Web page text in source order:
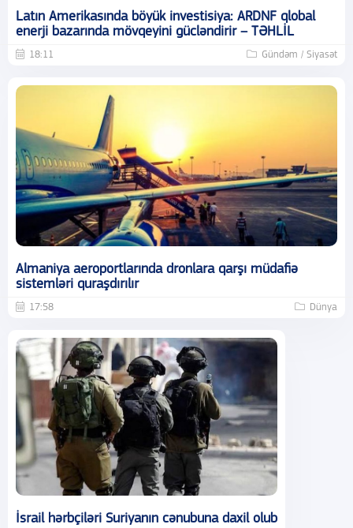
Latın Amerikasında böyük investisiya: ARDNF qlobal
enerji bazarında mövqeyini gücləndirir – TƏHLİL
18:11 Gündəm / Siyasət
Almaniya aeroportlarında dronlara qarşı müdafiə
sistemləri quraşdırılır
17:58 Dünya
İsrail hərbçiləri Suriyanın cənubuna daxil olub